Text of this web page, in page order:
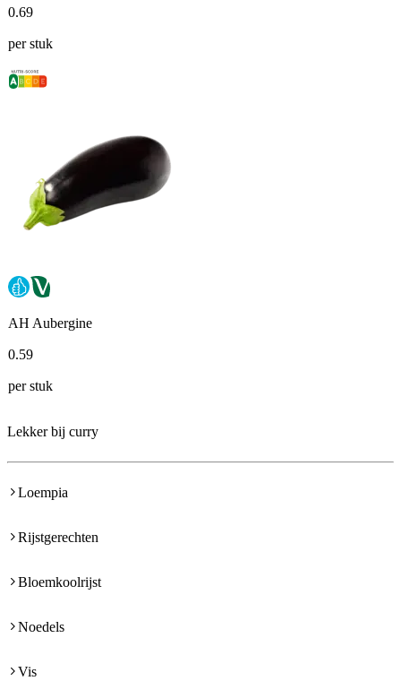
0.69
per stuk
AH Aubergine
0.59
per stuk
Lekker bij curry
Loempia
Rijstgerechten
Bloemkoolrijst
Noedels
Vis